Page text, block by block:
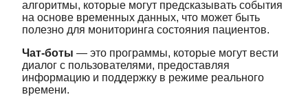
алгоритмы, которые могут предсказывать события
на основе временных данных, что может быть
полезно для мониторинга состояния пациентов.
Чат-боты — это программы, которые могут вести
диалог с пользователями, предоставляя
информацию и поддержку в режиме реального
времени.